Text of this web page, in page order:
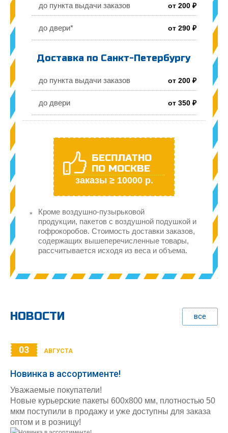
до пункта выдачи заказов от 200 ₽
до двери* от 290 ₽
Доставка по Санкт-Петербургу
до пункта выдачи заказов от 200 ₽
до двери от 350 ₽
БЕСПЛАТНО
ПО МОСКВЕ
заказы ≥ 10000 р.
Кроме воздушно-пузырьковой
продукции, пакетов с воздушной подушкой и
гофрокоробов. Стоимость доставки заказов,
содержащих вышеперечисленные товары,
рассчитывается исходя из веса и объема.
НОВОСТИ все
03 АВГУСТА
Новинка в ассортименте!
Уважаемые покупатели!
Новые курьерские пакеты 600х800 мм, плотностью 50
мкм поступили в продажу и уже доступны для заказа
оптом и в розницу!